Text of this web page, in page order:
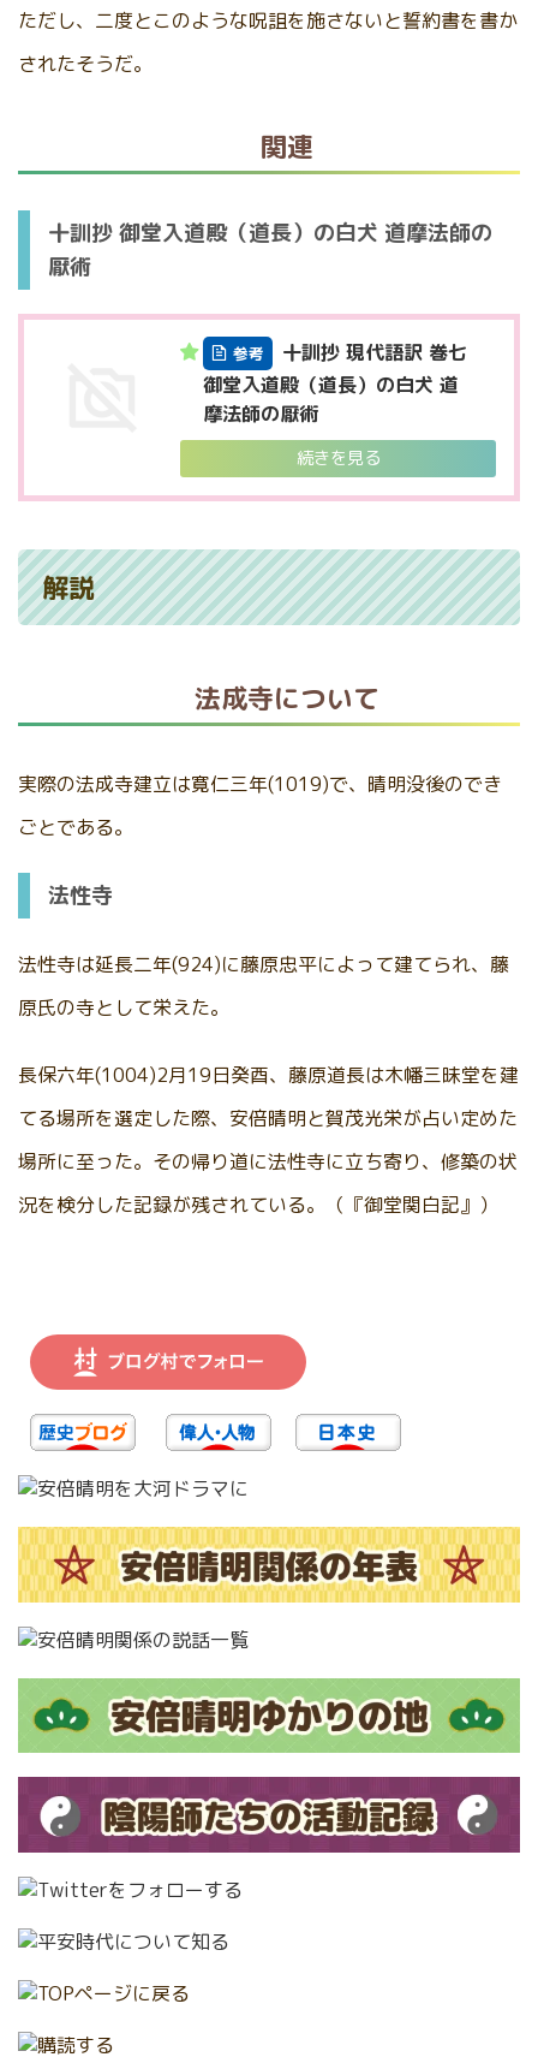
ただし、二度とこのような呪詛を施さないと誓約書を書か
されたそうだ。
関連
十訓抄 御堂入道殿（道長）の白犬 道摩法師の
厭術
参考
十訓抄 現代語訳 巻七
御堂入道殿（道長）の白犬 道
摩法師の厭術
続きを見る
解説
法成寺について
実際の法成寺建立は寛仁三年(1019)で、晴明没後のでき
ごとである。
法性寺
法性寺は延長二年(924)に藤原忠平によって建てられ、藤
原氏の寺として栄えた。
長保六年(1004)2月19日癸酉、藤原道長は木幡三昧堂を建
てる場所を選定した際、安倍晴明と賀茂光栄が占い定めた
場所に至った。その帰り道に法性寺に立ち寄り、修築の状
況を検分した記録が残されている。（『御堂関白記』）